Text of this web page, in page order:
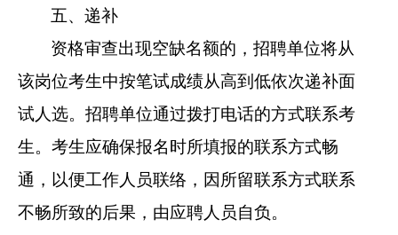
五、递补
资格审查出现空缺名额的，招聘单位将从
该岗位考生中按笔试成绩从高到低依次递补面
试人选。招聘单位通过拨打电话的方式联系考
生。考生应确保报名时所填报的联系方式畅
通，以便工作人员联络，因所留联系方式联系
不畅所致的后果，由应聘人员自负。